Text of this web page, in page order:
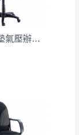
關運送 》
當地請清潔隊
定時日會給
當地請清
。
藍網泡棉坐墊氣壓辦公椅